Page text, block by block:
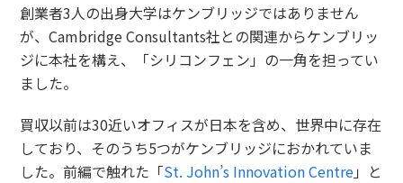
創業者3人の出身大学はケンブリッジではありません
が、Cambridge Consultants社との関連からケンブリッ
ジに本社を構え、「シリコンフェン」の一角を担ってい
ました。
買収以前は30近いオフィスが日本を含め、世界中に存在
しており、そのうち5つがケンブリッジにおかれていま
した。前編で触れた「St. John’s Innovation Centre」と